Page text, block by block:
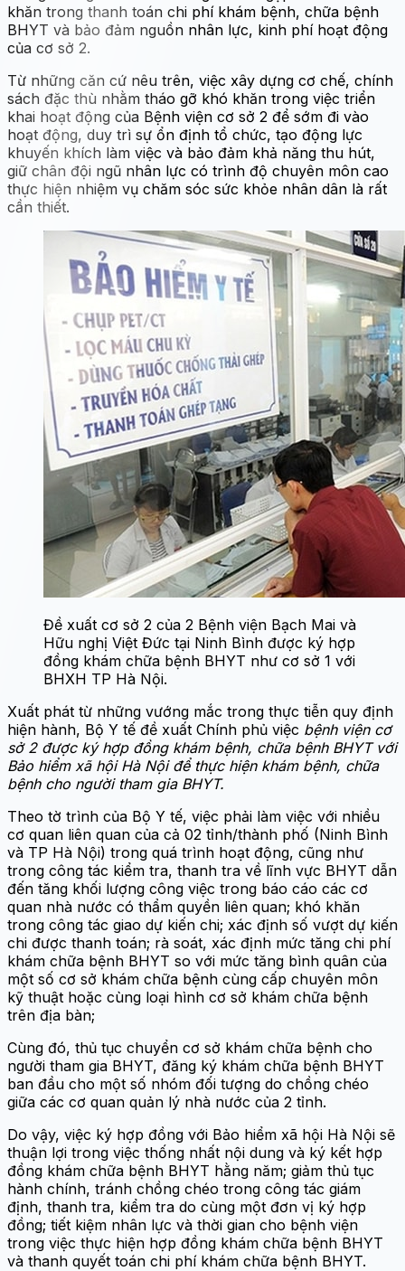
khăn trong thanh toán chi phí khám bệnh, chữa bệnh
BHYT và bảo đảm nguồn nhân lực, kinh phí hoạt động
của cơ sở 2.
Từ những căn cứ nêu trên, việc xây dựng cơ chế, chính
sách đặc thù nhằm tháo gỡ khó khăn trong việc triển
khai hoạt động của Bệnh viện cơ sở 2 để sớm đi vào
hoạt động, duy trì sự ổn định tổ chức, tạo động lực
khuyến khích làm việc và bảo đảm khả năng thu hút,
giữ chân đội ngũ nhân lực có trình độ chuyên môn cao
thực hiện nhiệm vụ chăm sóc sức khỏe nhân dân là rất
cần thiết.
Đề xuất cơ sở 2 của 2 Bệnh viện Bạch Mai và
Hữu nghị Việt Đức tại Ninh Bình được ký hợp
đồng khám chữa bệnh BHYT như cơ sở 1 với
BHXH TP Hà Nội.
Xuất phát từ những vướng mắc trong thực tiễn quy định
hiện hành, Bộ Y tế đề xuất Chính phủ việc bệnh viện cơ
sở 2 được ký hợp đồng khám bệnh, chữa bệnh BHYT với
Bảo hiểm xã hội Hà Nội để thực hiện khám bệnh, chữa
bệnh cho người tham gia BHYT.
Theo tờ trình của Bộ Y tế, việc phải làm việc với nhiều
cơ quan liên quan của cả 02 tỉnh/thành phố (Ninh Bình
và TP Hà Nội) trong quá trình hoạt động, cũng như
trong công tác kiểm tra, thanh tra về lĩnh vực BHYT dẫn
đến tăng khối lượng công việc trong báo cáo các cơ
quan nhà nước có thẩm quyền liên quan; khó khăn
trong công tác giao dự kiến chi; xác định số vượt dự kiến
chi được thanh toán; rà soát, xác định mức tăng chi phí
khám chữa bệnh BHYT so với mức tăng bình quân của
một số cơ sở khám chữa bệnh cùng cấp chuyên môn
kỹ thuật hoặc cùng loại hình cơ sở khám chữa bệnh
trên địa bàn;
Cùng đó, thủ tục chuyển cơ sở khám chữa bệnh cho
người tham gia BHYT, đăng ký khám chữa bệnh BHYT
ban đầu cho một số nhóm đối tượng do chồng chéo
giữa các cơ quan quản lý nhà nước của 2 tỉnh.
Do vậy, việc ký hợp đồng với Bảo hiểm xã hội Hà Nội sẽ
thuận lợi trong việc thống nhất nội dung và ký kết hợp
đồng khám chữa bệnh BHYT hằng năm; giảm thủ tục
hành chính, tránh chồng chéo trong công tác giám
định, thanh tra, kiểm tra do cùng một đơn vị ký hợp
đồng; tiết kiệm nhân lực và thời gian cho bệnh viện
trong việc thực hiện hợp đồng khám chữa bệnh BHYT
và thanh quyết toán chi phí khám chữa bệnh BHYT.